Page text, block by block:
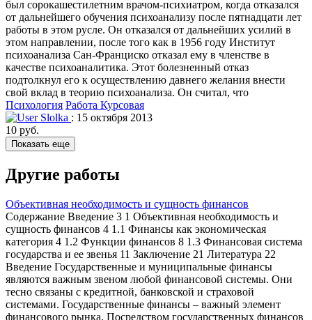
был сорокашестилетним врачом-психиатром, когда отказался
от дальнейшего обучения психоанализу после пятнадцати лет
работы в этом русле. Он отказался от дальнейших усилий в
этом направлении, после того как в 1956 году Институт
психоанализа Сан-Франциско отказал ему в членстве в
качестве психоаналитика. Этот болезненный отказ
подтолкнул его к осуществлению давнего желания внести
свой вклад в теорию психоанализа. Он считал, что
Психология Работа Курсовая
Slolka : 15 октября 2013
10 руб.
Показать еще
Другие работы
Объективная необходимость и сущность финансов
Содержание Введение 3 1 Объективная необходимость и
сущность финансов 4 1.1 Финансы как экономическая
категория 4 1.2 Функции финансов 8 1.3 Финансовая система
государства и ее звенья 11 Заключение 21 Литература 22
Введение Государственные и муниципальные финансы
являются важным звеном любой финансовой системы. Они
тесно связаны с кредитной, банковской и страховой
системами. Государственные финансы – важный элемент
финансового рынка. Посредством государственных финансов